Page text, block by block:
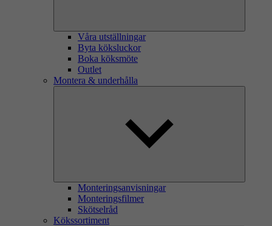
Våra utställningar
Byta köksluckor
Boka köksmöte
Outlet
Montera & underhålla
Monteringsanvisningar
Monteringsfilmer
Skötselråd
Kökssortiment